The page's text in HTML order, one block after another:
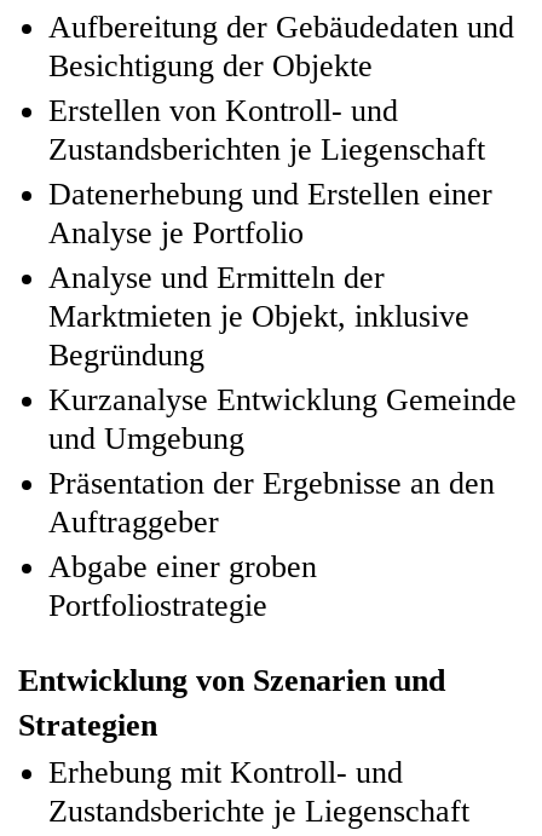
Aufbereitung der Gebäudedaten und
Besichtigung der Objekte
Erstellen von Kontroll- und
Zustandsberichten je Liegenschaft
Datenerhebung und Erstellen einer
Analyse je Portfolio
Analyse und Ermitteln der
Marktmieten je Objekt, inklusive
Begründung
Kurzanalyse Entwicklung Gemeinde
und Umgebung
Präsentation der Ergebnisse an den
Auftraggeber
Abgabe einer groben
Portfoliostrategie
Entwicklung von Szenarien und
Strategien
Erhebung mit Kontroll- und
Zustandsberichte je Liegenschaft